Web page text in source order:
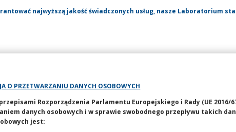
najwyższą jakość świadczonych usług, nasze Laboratorium
O PRZETWARZANIU DANYCH OSOBOWYCH
Rozporządzenia Parlamentu Europejskiego i Rady (UE
danych osobowych i w sprawie swobodnego przepływu takich
jest: